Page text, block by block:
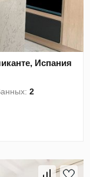
Испания
2